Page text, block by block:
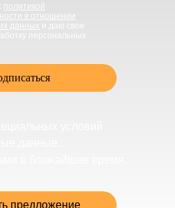
политикой
в отношении
данных и даю свое
персональных
предложение